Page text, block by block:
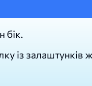
бік.
із залаштунків